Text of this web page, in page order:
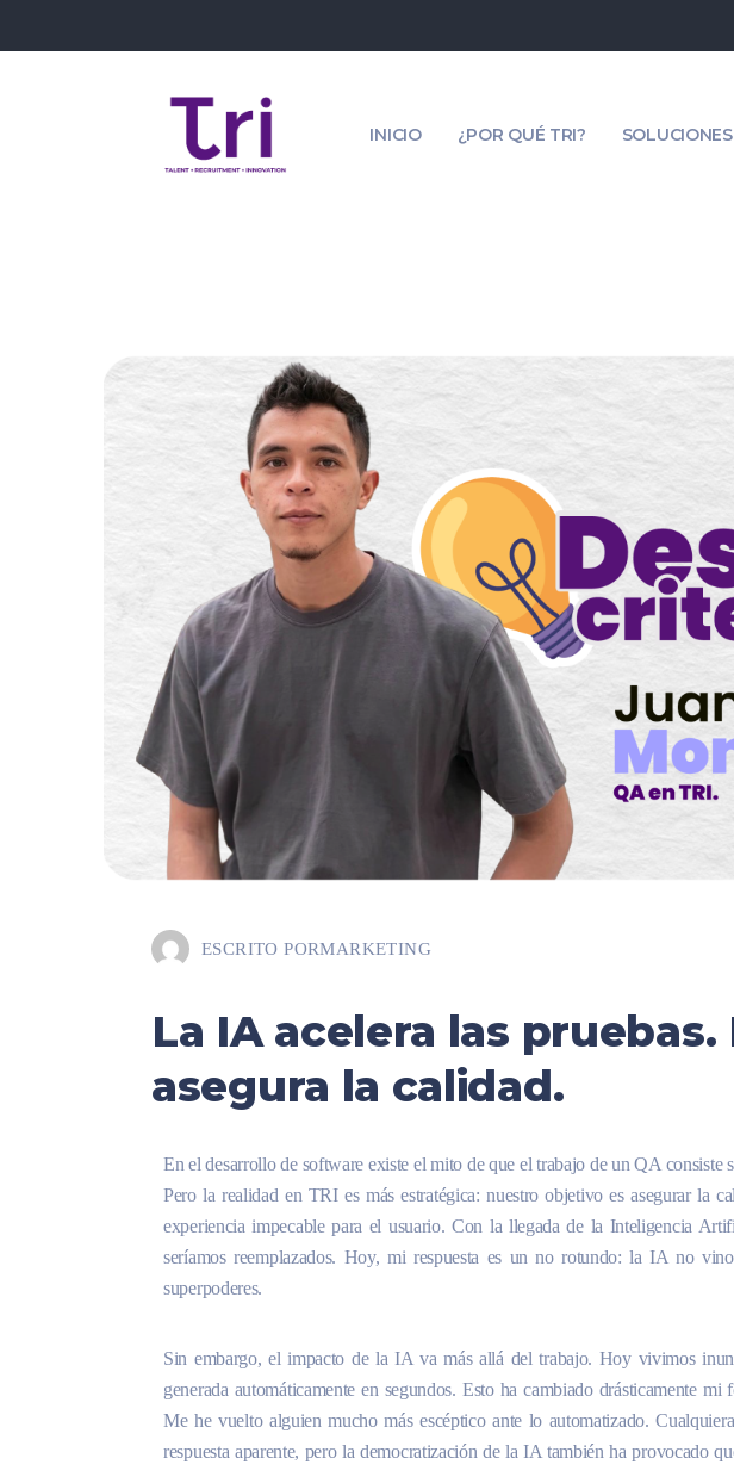
INICIO ¿POR QUÉ TRI? SOLUCIONES
ESCRITO PORMARKETING
La IA acelera las
asegura la calidad.
En el desarrollo de software existe el mito de que el trabajo de un QA consiste
Pero la realidad en TRI es más estratégica: nuestro objetivo es asegurar la
experiencia impecable para el usuario. Con la llegada de la Inteligencia
seríamos reemplazados. Hoy, mi respuesta es un no rotundo: la IA no
superpoderes.
Sin embargo, el impacto de la IA va más allá del trabajo. Hoy vivimos
generada automáticamente en segundos. Esto ha cambiado drásticamente
Me he vuelto alguien mucho más escéptico ante lo automatizado.
respuesta aparente, pero la democratización de la IA también ha provocado